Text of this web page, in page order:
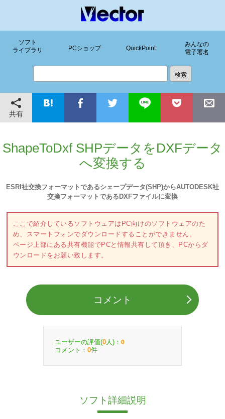
ソフト
ライブラリ
PCショップ QuickPoint
みんなの
電子署名
共有
ShapeToDxf SHPデータをDXFデータ
へ変換する
ESRI社交換フォーマットであるシェープデータ(SHP)からAUTODESK社
交換フォーマットであるDXFファイルに変換
ここで紹介しているソフトウェアはPC向けのソフトウェアのた
め、スマートフォンでダウンロードすることができません。
ページ上部にある共有機能でPCと情報共有して頂き、PCからダ
ウンロードをお願い致します。
コメント
ユーザーの評価(0 人)： 0
コメント： 0件
ソフト詳細説明